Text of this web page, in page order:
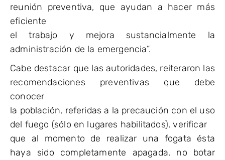
reunión preventiva, que ayudan a hacer más
eficiente
el trabajo y mejora sustancialmente la
administración de la emergencia”.
Cabe destacar que las autoridades, reiteraron las
recomendaciones preventivas que debe
conocer
la población, referidas a la precaución con el uso
del fuego (sólo en lugares habilitados), verificar
que al momento de realizar una fogata ésta
haya sido completamente apagada, no botar